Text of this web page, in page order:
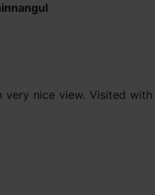
nice view. Visited